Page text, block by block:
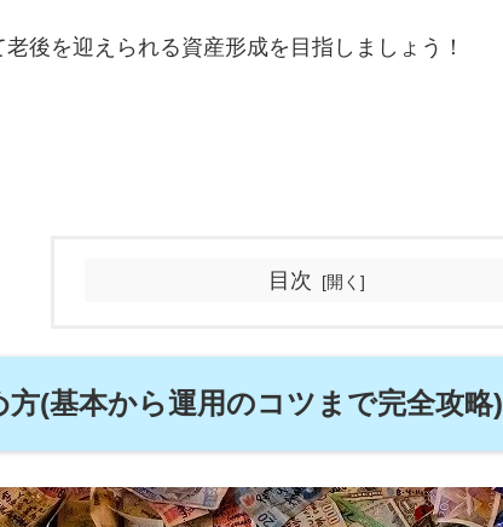
後を迎えられる資産形成を目指しましょう！
目次
方(基本から運用のコツまで完全攻略)